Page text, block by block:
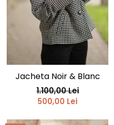
Jacheta Noir & Blanc
1.100,00 Lei
500,00 Lei